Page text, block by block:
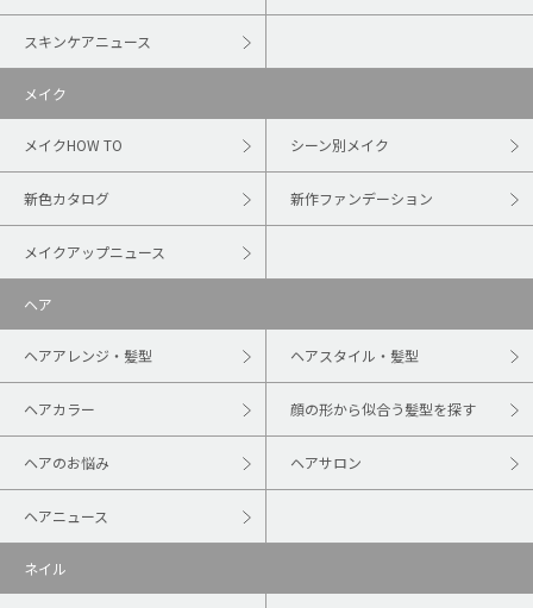
スキンケアニュース
メイク
メイクHOW TO シーン別メイク
新色カタログ 新作ファンデーション
メイクアップニュース
ヘア
ヘアアレンジ・髪型 ヘアスタイル・髪型
ヘアカラー 顔の形から似合う髪型を探す
ヘアのお悩み ヘアサロン
ヘアニュース
ネイル